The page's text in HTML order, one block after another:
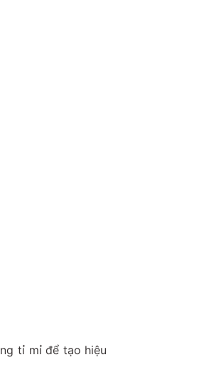
tỉ mỉ để tạo hiệu